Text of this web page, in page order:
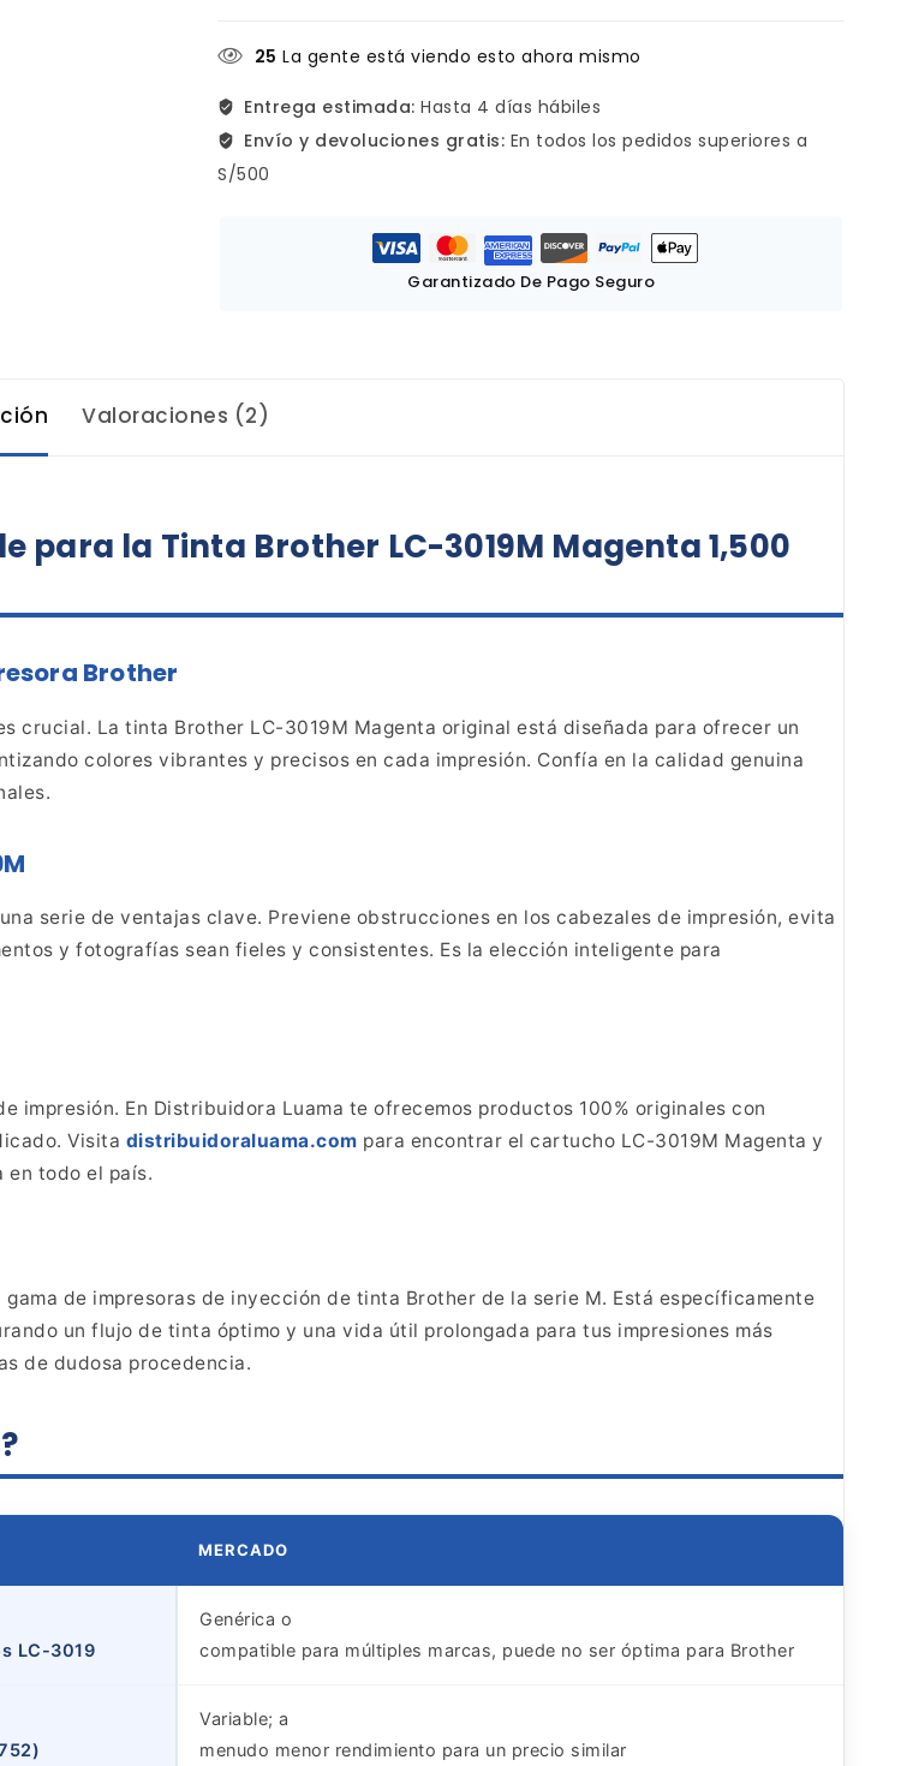
25 La gente está viendo esto ahora mismo
Entrega estimada: Hasta 4 días hábiles
Envío y devoluciones gratis: En todos los pedidos superiores a
S/500
Garantizado De Pago Seguro
Valoraciones (2)
para la Tinta Brother LC-3019M Magenta 1,500
Brother
crucial. La tinta Brother LC-3019M Magenta original está diseñada para ofrecer un
colores vibrantes y precisos en cada impresión. Confía en la calidad genuina
serie de ventajas clave. Previene obstrucciones en los cabezales de impresión, evita
y fotografías sean fieles y consistentes. Es la elección inteligente para
impresión. En Distribuidora Luama te ofrecemos productos 100% originales con
Visita distribuidoraluama.com para encontrar el cartucho LC-3019M Magenta y
en todo el país.
de impresoras de inyección de tinta Brother de la serie M. Está específicamente
un flujo de tinta óptimo y una vida útil prolongada para tus impresiones más
de dudosa procedencia.
MERCADO
LC-3019
Genérica o
compatible para múltiples marcas, puede no ser óptima para Brother
Variable; a
menudo menor rendimiento para un precio similar